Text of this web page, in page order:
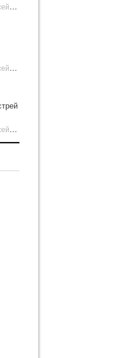
В Соль-Илецке на курорте открылся бассейн с пресной водой | Новости Соль-Илецка
В Соль-Илецке на курорте открылся бассейн с пресной водой | Новости Соль-Илецка
В Соль-Илецке на курорте открылся бассейн с пресной водой | Новости Соль-Илецка